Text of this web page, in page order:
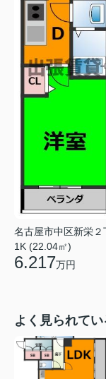
名古屋市中区新栄２
1K (22.04㎡)
6.217万円
よく見られて